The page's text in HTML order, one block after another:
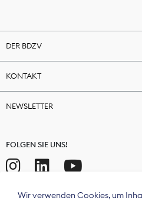
DER BDZV
KONTAKT
NEWSLETTER
FOLGEN SIE UNS!
Wir verwenden Cookies, um